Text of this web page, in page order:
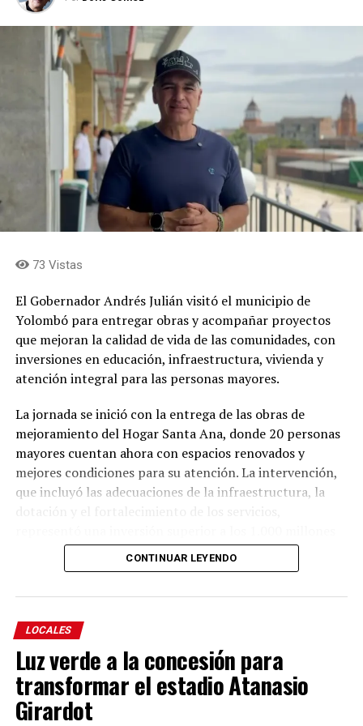
73 Vistas
El Gobernador Andrés Julián visitó el municipio de
Yolombó para entregar obras y acompañar proyectos
que mejoran la calidad de vida de las comunidades, con
inversiones en educación, infraestructura, vivienda y
atención integral para las personas mayores.
La jornada se inició con la entrega de las obras de
mejoramiento del Hogar Santa Ana, donde 20 personas
mayores cuentan ahora con espacios renovados y
mejores condiciones para su atención. La intervención,
que incluyó las adecuaciones de la infraestructura, la
de pesos, de los cuales la Gobernación de Antioquia
aportó 914 millones y la Alcaldía de Yolombó 101
La intervención incluyó la renovación de la cubierta, la
modernización de las instalaciones sanitarias y de
servicios, el mejoramiento de la accesibilidad y la
actualización de los sistemas constructivos,
incorporando criterios de eficiencia energética, uso
responsable del agua y seguridad estructural para
CONTINUAR LEYENDO
LOCALES
Luz verde a la concesión para
transformar el estadio Atanasio
Girardot